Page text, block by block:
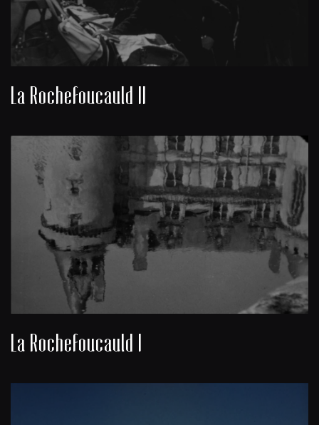
La Rochefoucauld II
La Rochefoucauld I